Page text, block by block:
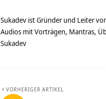
Sukadev ist Gründer und Leiter
Audios mit Vorträgen, Mantras,
Sukadev
VORHERIGER ARTIKEL